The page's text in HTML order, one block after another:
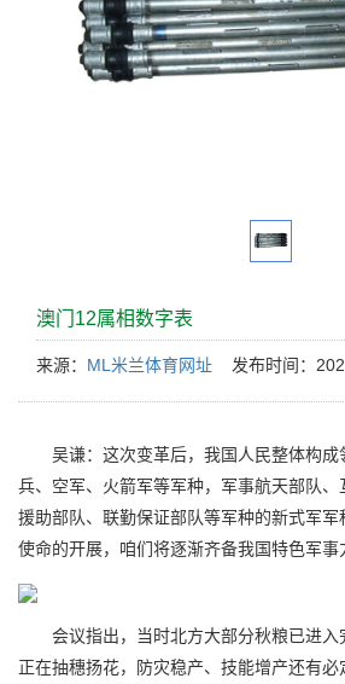
澳门12属相数字表
来源： ML米兰体育网址 发布时间：
吴谦：这次变革后，我国人民整体构成
兵、空军、火箭军等军种，军事航天部队
援助部队、联勤保证部队等军种的新式军
使命的开展，咱们将逐渐齐备我国特色军事
会议指出，当时北方大部分秋粮已进入
正在抽穗扬花，防灾稳产、技能增产还有